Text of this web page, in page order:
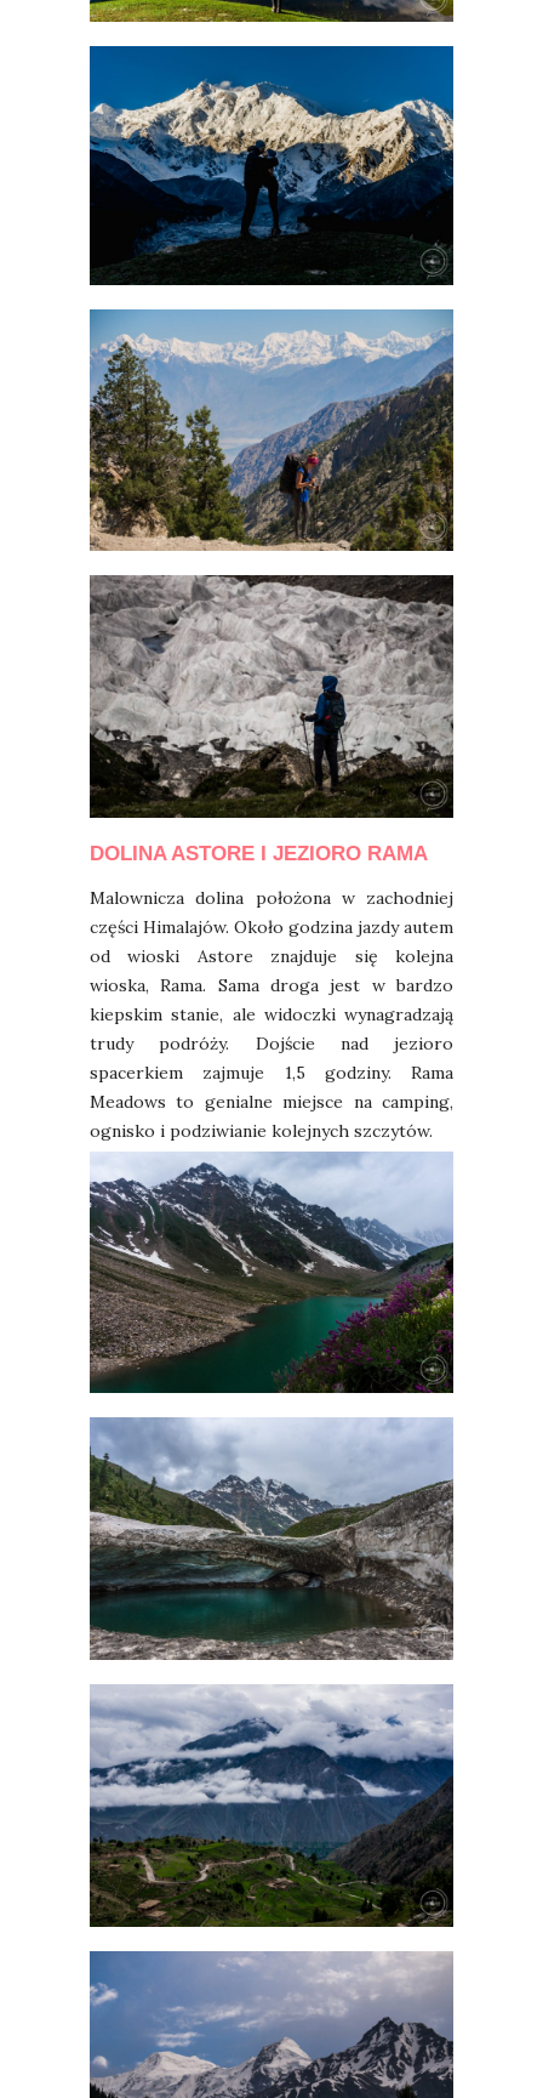
DOLINA ASTORE I JEZIORO RAMA
Malownicza dolina położona w zachodniej
części Himalajów. Około godzina jazdy autem
od wioski Astore znajduje się kolejna
wioska, Rama. Sama droga jest w bardzo
kiepskim stanie, ale widoczki wynagradzają
trudy podróży. Dojście nad jezioro
spacerkiem zajmuje 1,5 godziny. Rama
Meadows to genialne miejsce na camping,
ognisko i podziwianie kolejnych szczytów.